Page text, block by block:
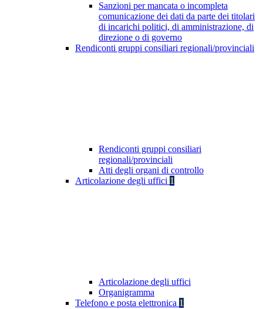
Sanzioni per mancata o incompleta
comunicazione dei dati da parte dei titolari
di incarichi politici, di amministrazione, di
direzione o di governo
Rendiconti gruppi consiliari regionali/provinciali
Rendiconti gruppi consiliari
regionali/provinciali
Atti degli organi di controllo
Articolazione degli uffici 1
Articolazione degli uffici
Organigramma
Telefono e posta elettronica 1